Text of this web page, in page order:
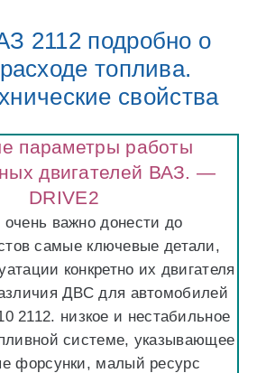
2112 подробно о
расходе топлива.
свойства
параметры работы
двигателей ВАЗ. —
DRIVE2
важно донести до
самые ключевые детали,
конкретно их двигателя
ДВС для автомобилей
2112. низкое и нестабильное
системе, указывающее
форсунки, малый ресурс